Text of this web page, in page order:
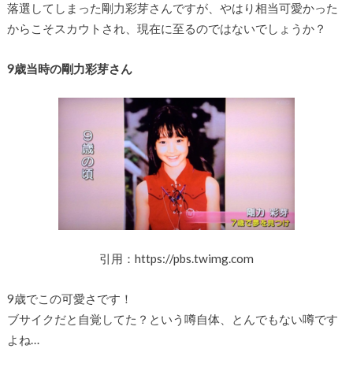
落選してしまった剛力彩芽さんですが、やはり相当可愛かった
からこそスカウトされ、現在に至るのではないでしょうか？
9歳当時の剛力彩芽さん
引用：https://pbs.twimg.com
9歳でこの可愛さです！
ブサイクだと自覚してた？という噂自体、とんでもない噂です
よね…